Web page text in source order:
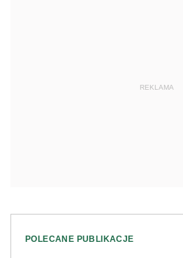
REKLAMA
POLECANE PUBLIKACJE